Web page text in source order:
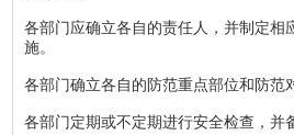
各部门应确立各自的责任人，并制定相
施。
各部门确立各自的防范重点部位和防范
各部门定期或不定期进行安全检查，并